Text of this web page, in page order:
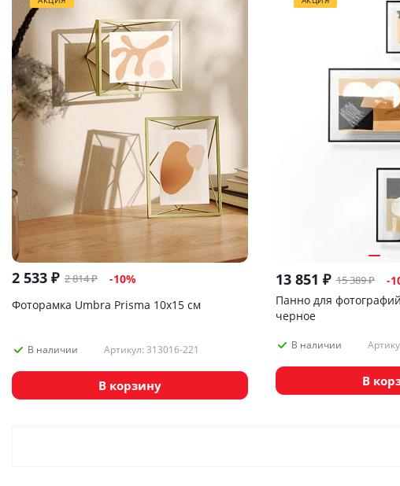
2 533 ₽ 2 814₽ -10%
Фоторамка Umbra Prisma 10х15 см
В наличии Артикул: 313016-221
В корзину
13 851 ₽ 15 389₽ -
Панно для
черное
В наличии
В